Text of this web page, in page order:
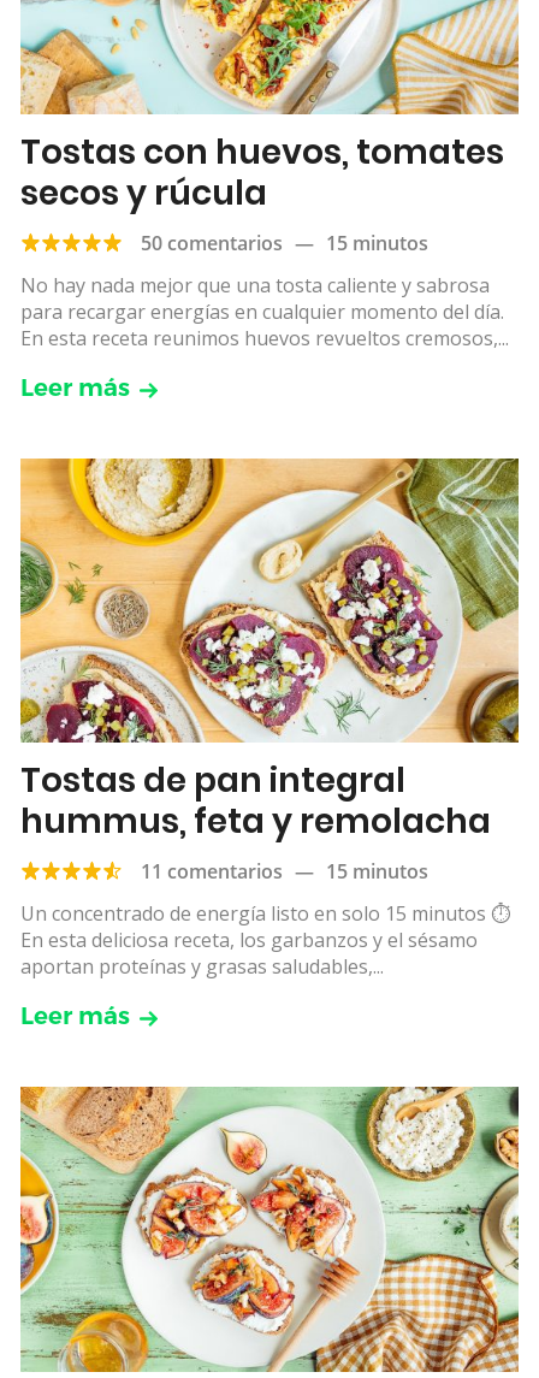
Tostas con huevos, tomates
secos y rúcula
50 comentarios — 15 minutos
No hay nada mejor que una tosta caliente y sabrosa
para recargar energías en cualquier momento del día.
En esta receta reunimos huevos revueltos cremosos,...
Leer más
Tostas de pan integral
hummus, feta y remolacha
11 comentarios — 15 minutos
Un concentrado de energía listo en solo 15 minutos ⏱
️En esta deliciosa receta, los garbanzos y el sésamo
aportan proteínas y grasas saludables,...
Leer más